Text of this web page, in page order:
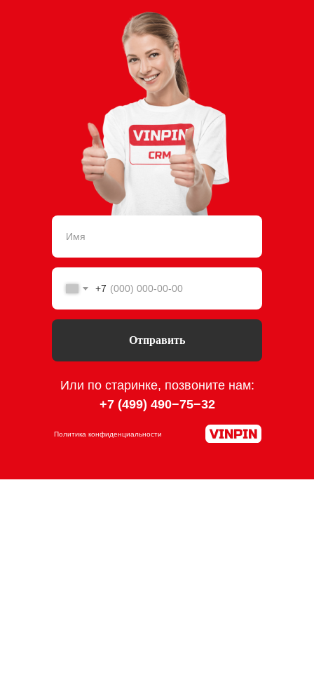
Политика конфиденциальности
+7
Отправить
Или по старинке, позвоните нам:
+7 (499) 490−75−32